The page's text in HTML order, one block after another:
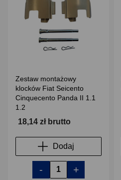
Zestaw montażowy
klocków Fiat Seicento
Cinquecento Panda II 1.1
1.2
18,14 zł brutto
Dodaj
- +